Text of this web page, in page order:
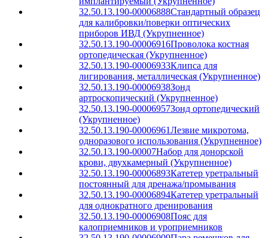
32.50.13.190-00006888Стандартный образец
для калибровки/поверки оптических
приборов ИВД (Укрупненное)
32.50.13.190-00006916Проволока костная
ортопедическая (Укрупненное)
32.50.13.190-00006933Клипса для
лигирования, металлическая (Укрупненное)
32.50.13.190-00006938Зонд
артроскопический (Укрупненное)
32.50.13.190-00006957Зонд ортопедический
(Укрупненное)
32.50.13.190-00006961Лезвие микротома,
одноразового использования (Укрупненное)
32.50.13.190-00007Набор для донорской
крови, двухкамерный (Укрупненное)
32.50.13.190-00006893Катетер уретральный
постоянный для дренажа/промывания
32.50.13.190-00006894Катетер уретральный
для однократного дренирования
32.50.13.190-00006908Пояс для
калоприемников и уроприемников